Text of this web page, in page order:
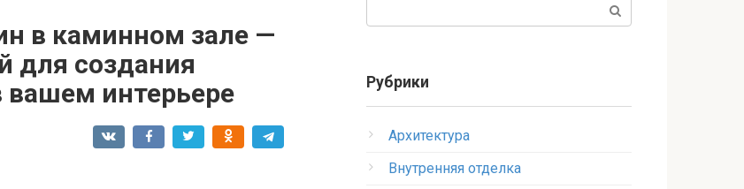
в каминном зале —
для создания
интерьере
Рубрики
Архитектура
Внутренняя отделка